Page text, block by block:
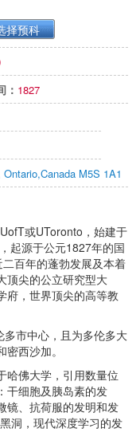
择预科
： 1827
M5S 1A1
或UToronto，始建于
起源于公元1827年的国
百年的蓬勃发展及本着
顶尖的公立研究型大
府，世界顶尖的高等教
市中心，且为多伦多大
西沙加。
哈佛大学，引用数量位
干细胞及胰岛素的发
镜、抗荷服的发明和发
洞，现代深度学习的发